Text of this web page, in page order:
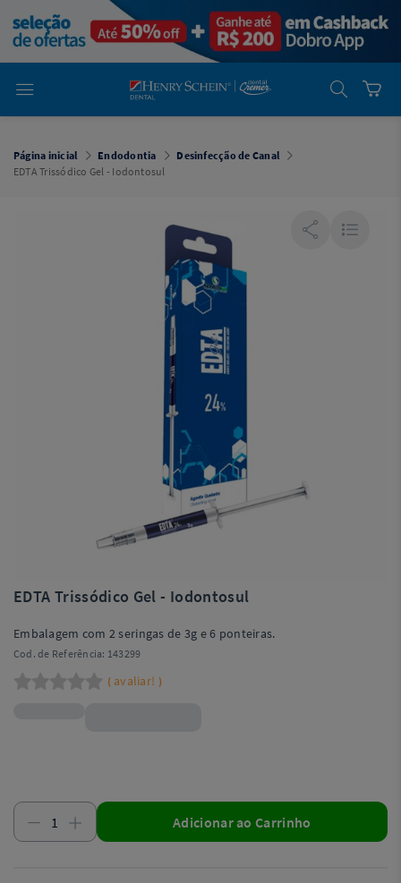
Dental
Cremer -
Henry Schein
Laboratório
Laboratório
Cremer -
Henry Schein
Página inicial Endodontia
Desinfecção de Canal
EDTA Trissódico Gel - Iodontosul
EDTA Trissódico Gel - Iodontosul
Embalagem com 2 seringas de 3g e 6 ponteiras.
Cod. de Referência: 143299
( avaliar! )
Adicionar ao Carrinho